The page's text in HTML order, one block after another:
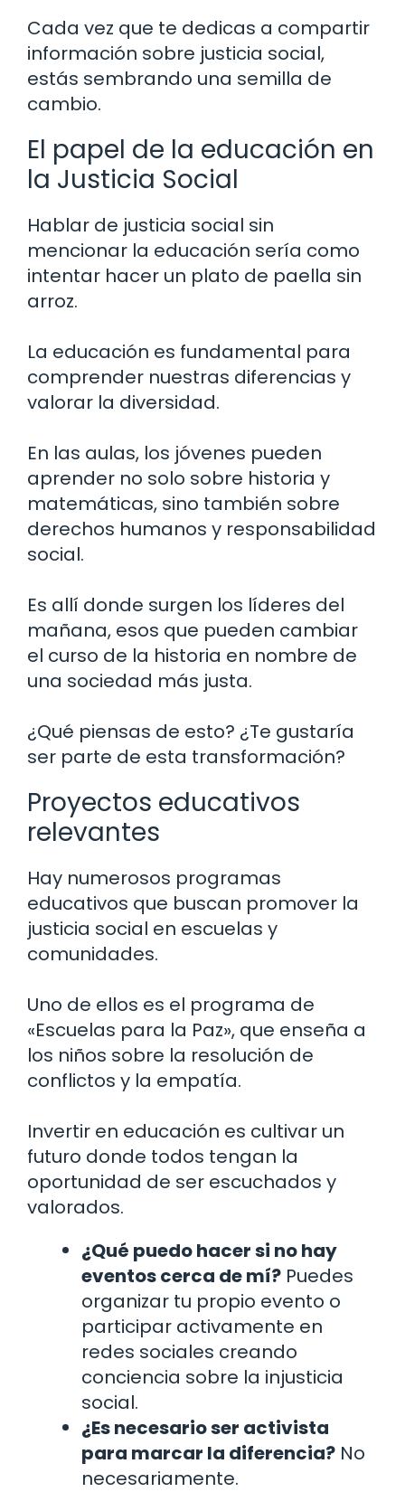
Cada vez que te dedicas a compartir
información sobre justicia social,
estás sembrando una semilla de
cambio.
El papel de la educación en
la Justicia Social
Hablar de justicia social sin
mencionar la educación sería como
intentar hacer un plato de paella sin
arroz.
La educación es fundamental para
comprender nuestras diferencias y
valorar la diversidad.
En las aulas, los jóvenes pueden
aprender no solo sobre historia y
matemáticas, sino también sobre
derechos humanos y responsabilidad
social.
Es allí donde surgen los líderes del
mañana, esos que pueden cambiar
el curso de la historia en nombre de
una sociedad más justa.
¿Qué piensas de esto? ¿Te gustaría
ser parte de esta transformación?
Proyectos educativos
relevantes
Hay numerosos programas
educativos que buscan promover la
justicia social en escuelas y
comunidades.
Uno de ellos es el programa de
«Escuelas para la Paz», que enseña a
los niños sobre la resolución de
conflictos y la empatía.
Invertir en educación es cultivar un
futuro donde todos tengan la
oportunidad de ser escuchados y
valorados.
¿Qué puedo hacer si no hay
eventos cerca de mí? Puedes
organizar tu propio evento o
participar activamente en
redes sociales creando
conciencia sobre la injusticia
social.
¿Es necesario ser activista
para marcar la diferencia? No
necesariamente.